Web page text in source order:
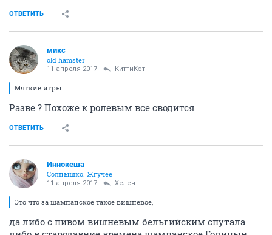
ОТВЕТИТЬ
микс
old hamster
11 апреля 2017 КиттиКэт
Мягкие игры.
Разве ? Похоже к ролевым все сводится
ОТВЕТИТЬ
Иннокеша
Солнышко. Жгучее
11 апреля 2017 Хелен
Это что за шампанское такое вишневое,
да либо с пивом вишневым бельгийским спутала